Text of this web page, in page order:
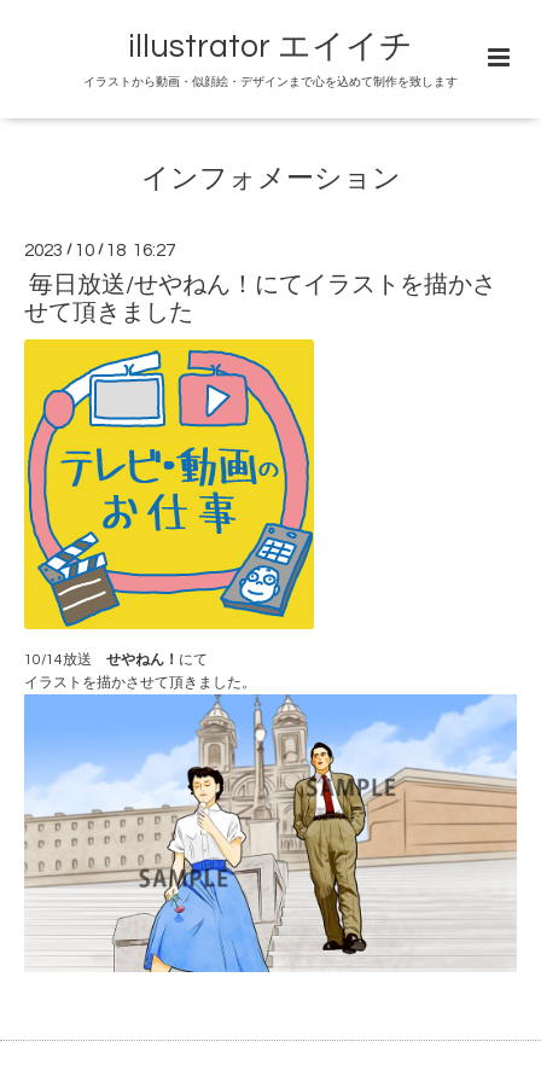
illustrator エイイチ
イラストから動画・似顔絵・デザインまで心を込めて制作を致します
インフォメーション
2023 / 10 / 18 16:27
毎日放送/せやねん！にてイラストを描かさ
せて頂きました
10/14放送 せやねん！ にて
イラストを描かさせて頂きました。